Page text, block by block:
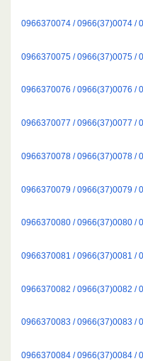
0966370074 / 0966(37)0074 /
0966370075 / 0966(37)0075 /
0966370076 / 0966(37)0076 /
0966370077 / 0966(37)0077 /
0966370078 / 0966(37)0078 /
0966370079 / 0966(37)0079 /
0966370080 / 0966(37)0080 /
0966370081 / 0966(37)0081 /
0966370082 / 0966(37)0082 /
0966370083 / 0966(37)0083 /
0966370084 / 0966(37)0084 /